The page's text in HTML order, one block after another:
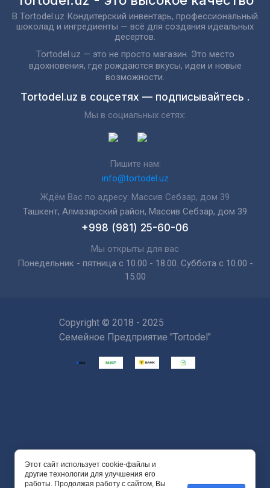
В Tortodel.uz Кондитерский инвентарь, профессиональный
шоколад и ингредиенты — всё для создания идеальных
десертов.
Tortodel.uz — это не просто магазин. Это место
вдохновения, где рождаются вкусы, идеи и новые
возможности.
Tortodel.uz в соцсетях — подписывайтесь .
Мы в социальных сетях:
Пишите нам:
info@tortodel.uz
Ждём Вас по адресу: Массив Себзар, дом 39
Ташкент, Алмазарский район, Массив Себзар, дом 39
+998 (981) 25-60-06
Мы открыты для вас
Понедельник - пятница с 10.00 - 18.00. Суббота с 10.00 -
15.00
Copyright © 2018 - 2025
Семейное Предприятие "Tortodel"
Powered by
Этот сайт использует cookie-файлы и
другие технологии для улучшения его
работы. Продолжая работу с сайтом, Вы